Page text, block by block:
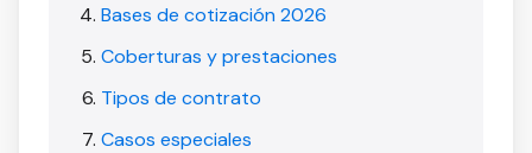
Bases de cotización 2026
Coberturas y prestaciones
Tipos de contrato
Casos especiales